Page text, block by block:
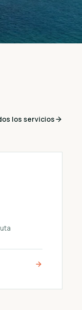
los servicios